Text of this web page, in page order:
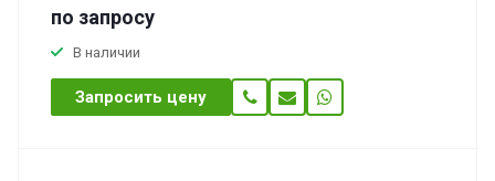
по запросу
В наличии
Запросить цену